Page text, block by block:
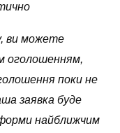
ви можете
оголошенням,
поки не
заявка буде
найближчим